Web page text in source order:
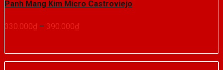
Panh Mang Kim Micro Castroviejo
330.000₫ – 390.000₫Khoảng
330.000₫
đến